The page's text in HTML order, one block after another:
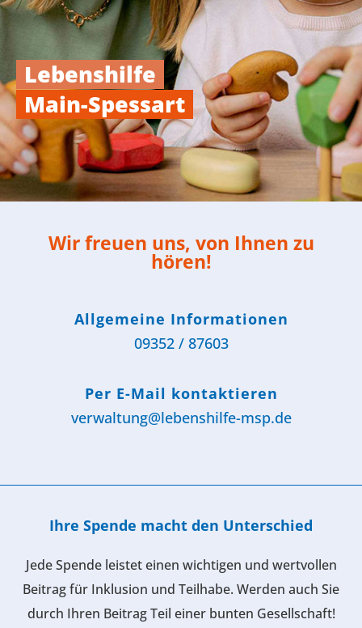
Lebenshilfe
Main-Spessart
Wir freuen uns, von Ihnen zu
hören!
Allgemeine Informationen
09352 / 87603
Per E-Mail kontaktieren
verwaltung@lebenshilfe-msp.de
Ihre Spende macht den Unterschied
Jede Spende leistet einen wichtigen und wertvollen
Beitrag für Inklusion und Teilhabe. Werden auch Sie
durch Ihren Beitrag Teil einer bunten Gesellschaft!